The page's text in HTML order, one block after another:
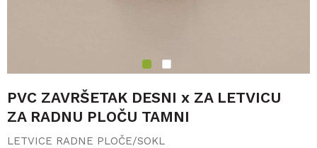
1 2
PVC ZAVRŠETAK DESNI x ZA LETVICU
ZA RADNU PLOČU TAMNI
LETVICE RADNE PLOČE/SOKL